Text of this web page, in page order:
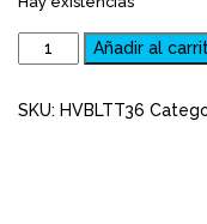
Lentes
de
Tipo
Añadir al
SKU: HVBLTT36